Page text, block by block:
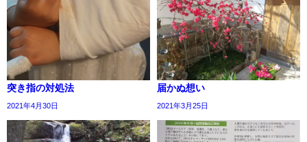
突き指の対処法
2021年4月30日
届かぬ想い
2021年3月25日